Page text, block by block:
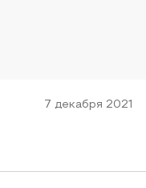
7 декабря 2021